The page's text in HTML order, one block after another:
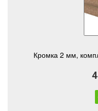
Кромка 2 мм,